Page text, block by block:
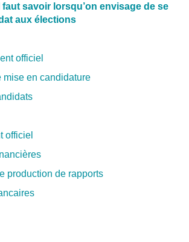
faut savoir lorsqu’on envisage de se
aux élections
officiel
mise en candidature
officiel
production de rapports